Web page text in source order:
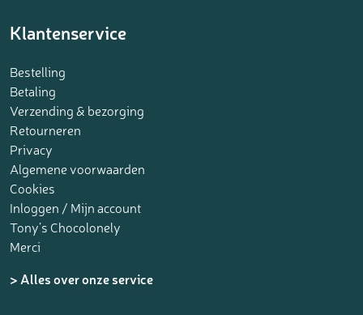
Klantenservice
Bestelling
Betaling
Verzending & bezorging
Retourneren
Privacy
Algemene voorwaarden
Cookies
Inloggen / Mijn account
Tony’s Chocolonely
Merci
> Alles over onze service